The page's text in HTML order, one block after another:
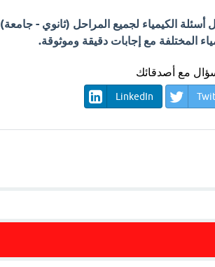
الكيمياء لجميع المراحل (ثانوي - جامعة)
المختلفة مع إجابات دقيقة وموثوقة.
مع أصدقائك
LinkedIn